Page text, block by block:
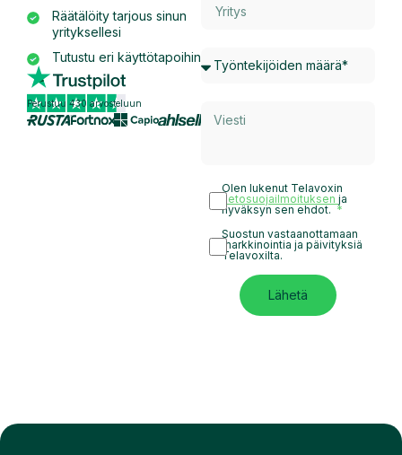
Räätälöity tarjous sinun
yrityksellesi
Tutustu eri käyttötapoihin
Perustuu 430 arvosteluun
Olen lukenut Telavoxin
tietosuojailmoituksenja
hyväksyn sen ehdot.
Suostun vastaanottamaan
markkinointia ja päivityksiä
Telavoxilta.
Lähetä